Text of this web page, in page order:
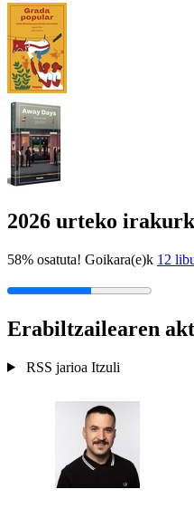
2026 urteko
58% osatuta! Goikara(e)k 12
Erabiltzailearen
RSS jarioa Itzuli